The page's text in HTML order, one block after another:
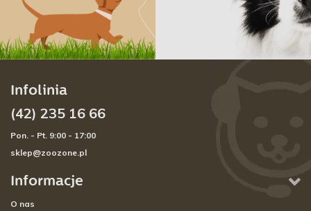
Informacje
O nas
Infolinia
(42) 235 16 66
Pon. - Pt. 9:00 - 17:00
sklep@zoozone.pl